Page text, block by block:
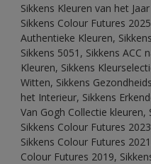
Sikkens Kleuren van het
Sikkens Colour Futures
Authentieke Kleuren,
Sikkens 5051, Sikkens ACC
Kleuren, Sikkens
Witten, Sikkens
het Interieur, Sikkens
Van Gogh Collectie
Sikkens Colour Futures
Sikkens Colour Futures
Colour Futures 2019,